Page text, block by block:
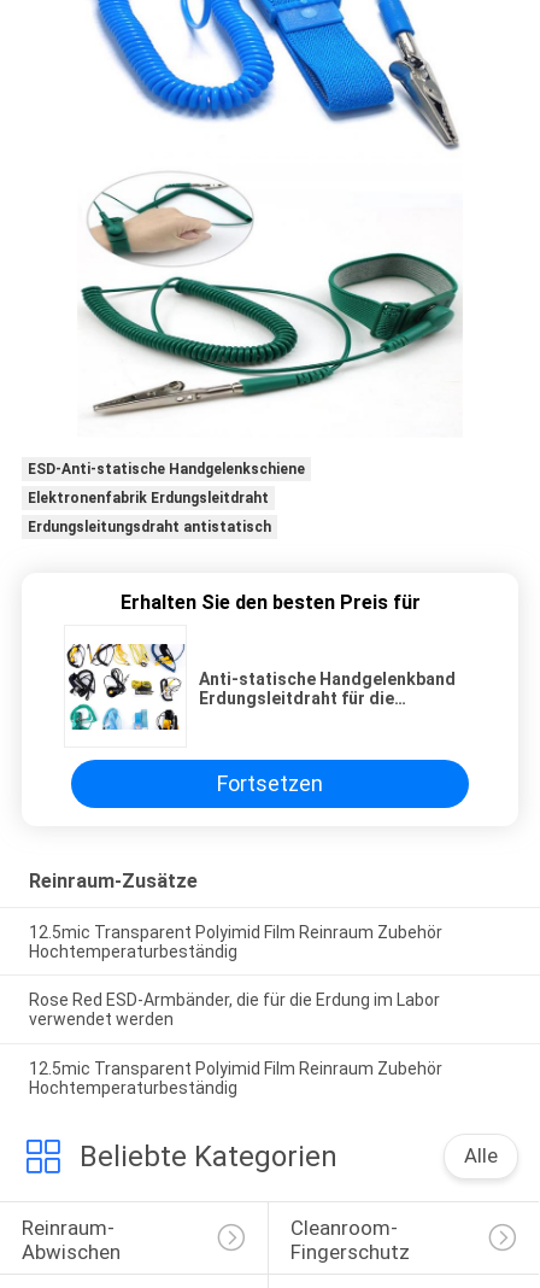
ESD-Anti-statische Handgelenkschiene
Elektronenfabrik Erdungsleitdraht
Erdungsleitungsdraht antistatisch
Erhalten Sie den besten Preis für
Anti-statische Handgelenkband
Erdungsleitdraht für die
Fortsetzen
Reinraum-Zusätze
12.5mic Transparent Polyimid Film Reinraum Zubehör
Hochtemperaturbeständig
Rose Red ESD-Armbänder, die für die Erdung im Labor
verwendet werden
12.5mic Transparent Polyimid Film Reinraum Zubehör
Hochtemperaturbeständig
Beliebte Kategorien Alle
Reinraum-
Abwischen
Cleanroom-
Fingerschutz